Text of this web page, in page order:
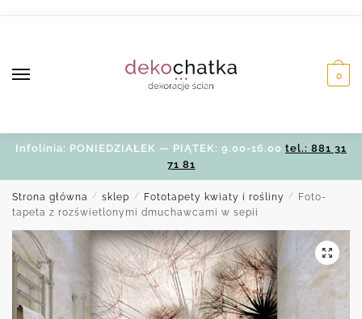
0
Infolinia: PONIEDZIAŁEK — PIĄTEK: 9.00-16.00 tel.: 881 31
71 81
Strona główna / sklep / Fototapety kwiaty i rośliny /
Foto-
tapeta z rozświetlonymi dmuchawcami w sepii